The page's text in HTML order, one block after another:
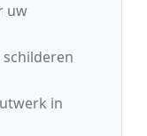
uw
in